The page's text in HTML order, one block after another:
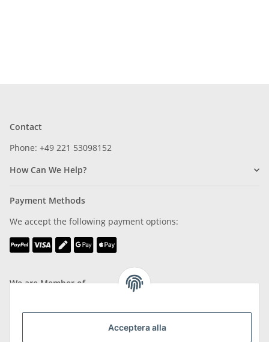
Acceptera alla
Contact
Phone: +49 221 53098152
How Can We Help?
Payment Methods
We accept the following payment options:
We are Member of